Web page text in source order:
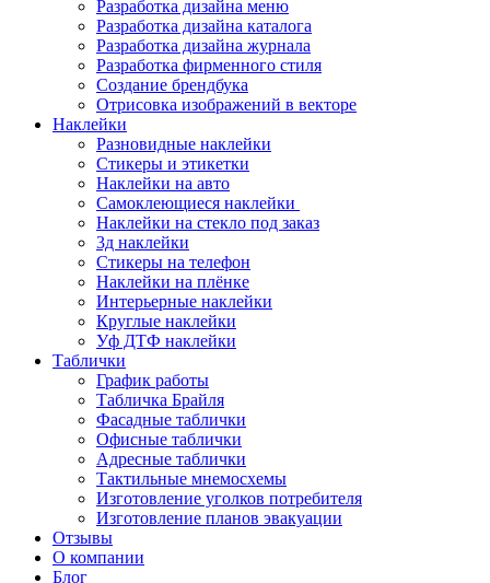
Разработка дизайна меню
Разработка дизайна каталога
Разработка дизайна журнала
Разработка фирменного стиля
Создание брендбука
Отрисовка изображений в векторе
Наклейки
Разновидные наклейки
Стикеры и этикетки
Наклейки на авто
Самоклеющиеся наклейки
Наклейки на стекло под заказ
3д наклейки
Cтикеры на телефон
Наклейки на плёнке
Интерьерные наклейки
Круглые наклейки
Уф ДТФ наклейки
Таблички
График работы
Табличка Брайля
Фасадные таблички
Офисные таблички
Адресные таблички
Тактильные мнемосхемы
Изготовление уголков потребителя
Изготовление планов эвакуации
Отзывы
О компании
Блог